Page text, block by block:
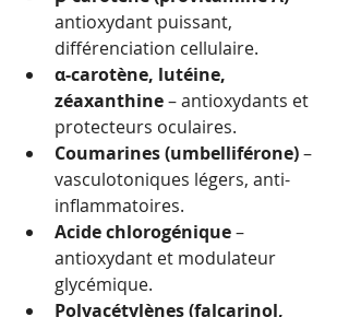
antioxydant puissant,
différenciation cellulaire.
α-carotène, lutéine,
zéaxanthine – antioxydants et
protecteurs oculaires.
Coumarines (umbelliférone) –
vasculotoniques légers, anti-
inflammatoires.
Acide chlorogénique –
antioxydant et modulateur
glycémique.
Polyacétylènes (falcarinol,